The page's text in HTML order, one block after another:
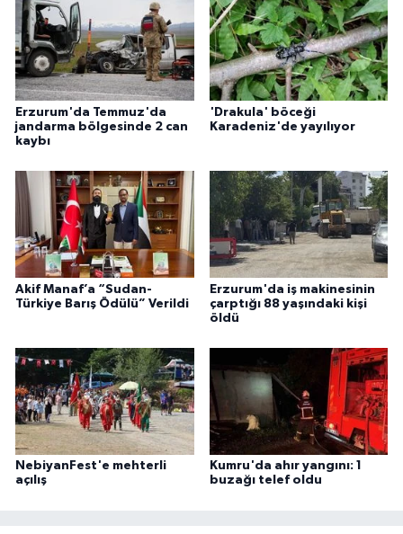
Erzurum'da Temmuz'da
jandarma bölgesinde 2 can
kaybı
'Drakula' böceği
Karadeniz'de yayılıyor
Akif Manaf’a “Sudan-
Türkiye Barış Ödülü” Verildi
Erzurum'da iş makinesinin
çarptığı 88 yaşındaki kişi
öldü
NebiyanFest'e mehterli
açılış
Kumru'da ahır yangını: 1
buzağı telef oldu